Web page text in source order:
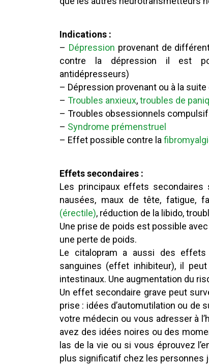
Indications :
– Dépression provenant de
contre la dépression il est
antidépresseurs)
– Dépression provenant ou à la suite
– Troubles anxieux,troubles de
– Troubles obsessionnels
– Syndrome prémenstruel
– Effet possible contre la
Effets secondaires :
Les principaux effets secondaires
nausées, maux de tête, fatigue,
(érectile), réduction de la libido,
Une prise de poids est possible
une perte de poids.
Le citalopram a aussi des effets
sanguines (effet inhibiteur), il
intestinaux. Une augmentation du
Un effet secondaire grave peut
prise : idées d’automutilation ou de
votre médecin ou vous adresser à
avez des idées noires ou des
las de la vie ou si vous éprouvez
plus significatif chez les personnes